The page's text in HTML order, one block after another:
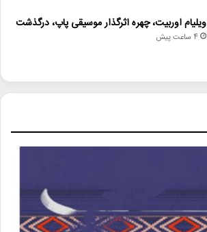
ویلیام اوربیت، چهره اثرگذار موسیقی پاپ، درگذشت
4 ساعت پیش